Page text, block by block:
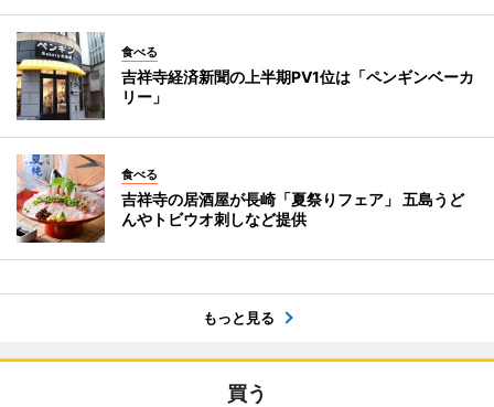
食べる
吉祥寺経済新聞の上半期PV1位は「ペンギンベーカ
リー」
食べる
吉祥寺の居酒屋が長崎「夏祭りフェア」 五島うど
んやトビウオ刺しなど提供
もっと見る
買う